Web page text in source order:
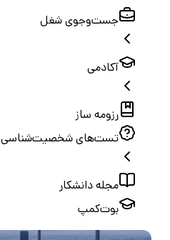
جست‌و‌جوی شغل
آکادمی
رزومه ساز
تست‌های شخصیت‌شناسی
مجله دانشکار
بوت‌کمپ